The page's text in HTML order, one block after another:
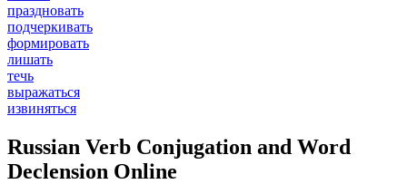
праздновать
подчеркивать
формировать
лишать
течь
выражаться
извиняться
Russian Verb Conjugation and Word
Declension Online